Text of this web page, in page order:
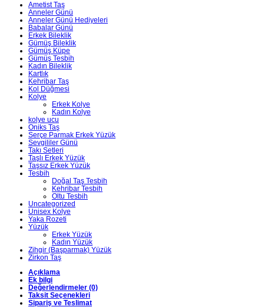
Ametist Taş
Anneler Günü
Anneler Günü Hediyeleri
Babalar Günü
Erkek Bileklik
Gümüş Bileklik
Gümüş Küpe
Gümüş Tesbih
Kadın Bileklik
Kartlık
Kehribar Taş
Kol Düğmesi
Kolye
Erkek Kolye
Kadın Kolye
kolye ucu
Oniks Taş
Serçe Parmak Erkek Yüzük
Sevgililer Günü
Takı Setleri
Taşlı Erkek Yüzük
Taşsız Erkek Yüzük
Tesbih
Doğal Taş Tesbih
Kehribar Tesbih
Oltu Tesbih
Uncategorized
Unisex Kolye
Yaka Rozeti
Yüzük
Erkek Yüzük
Kadın Yüzük
Zihgir (Başparmak) Yüzük
Zirkon Taş
Açıklama
Ek bilgi
Değerlendirmeler (0)
Taksit Seçenekleri
Sipariş ve Teslimat